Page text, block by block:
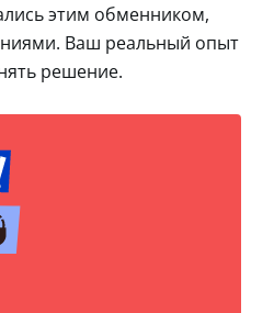
этим обменником,
Ваш реальный опыт
решение.